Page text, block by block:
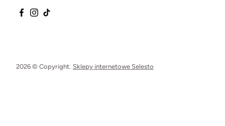
2026 © Copyright. Sklepy internetowe Selesto